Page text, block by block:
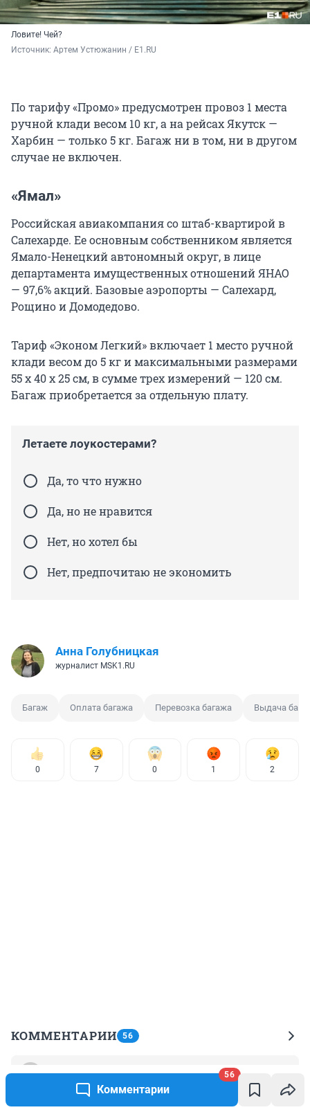
Комментарии
56
Ловите! Чей?
Источник: Артем Устюжанин / E1.RU
По тарифу «Промо» предусмотрен провоз 1 места
ручной клади весом 10 кг, а на рейсах Якутск —
Харбин — только 5 кг. Багаж ни в том, ни в другом
случае не включен.
«Ямал»
Российская авиакомпания со штаб-квартирой в
Салехарде. Ее основным собственником является
Ямало-Ненецкий автономный округ, в лице
департамента имущественных отношений ЯНАО
— 97,6% акций. Базовые аэропорты — Салехард,
Рощино и Домодедово.
Тариф «Эконом Легкий» включает 1 место ручной
клади весом до 5 кг и максимальными размерами
55 х 40 х 25 см, в сумме трех измерений — 120 см.
Багаж приобретается за отдельную плату.
Летаете лоукостерами?
Да, то что нужно
Да, но не нравится
Нет, но хотел бы
Нет, предпочитаю не экономить
Анна Голубницкая
журналист MSK1.RU
Багаж Оплата багажа Перевозка багажа Выдача
0 7 0 1 2
КОММЕНТАРИИ 56
сделайте подобную табличку по правилам перевозки